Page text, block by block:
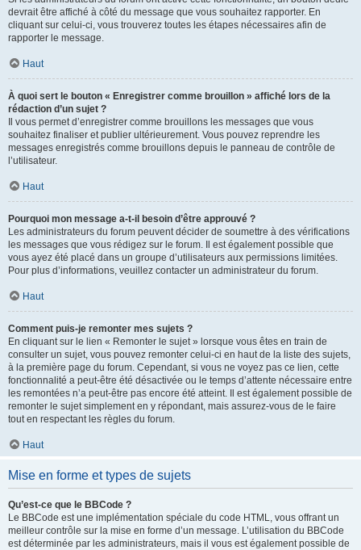
devrait être affiché à côté du message que vous souhaitez rapporter. En
cliquant sur celui-ci, vous trouverez toutes les étapes nécessaires afin de
rapporter le message.
Haut
À quoi sert le bouton « Enregistrer comme brouillon » affiché lors de la
rédaction d’un sujet ?
Il vous permet d’enregistrer comme brouillons les messages que vous
souhaitez finaliser et publier ultérieurement. Vous pouvez reprendre les
messages enregistrés comme brouillons depuis le panneau de contrôle de
l’utilisateur.
Haut
Pourquoi mon message a-t-il besoin d’être approuvé ?
Les administrateurs du forum peuvent décider de soumettre à des vérifications
les messages que vous rédigez sur le forum. Il est également possible que
vous ayez été placé dans un groupe d’utilisateurs aux permissions limitées.
Pour plus d’informations, veuillez contacter un administrateur du forum.
Haut
Comment puis-je remonter mes sujets ?
En cliquant sur le lien « Remonter le sujet » lorsque vous êtes en train de
consulter un sujet, vous pouvez remonter celui-ci en haut de la liste des sujets,
à la première page du forum. Cependant, si vous ne voyez pas ce lien, cette
fonctionnalité a peut-être été désactivée ou le temps d’attente nécessaire entre
les remontées n’a peut-être pas encore été atteint. Il est également possible de
remonter le sujet simplement en y répondant, mais assurez-vous de le faire
tout en respectant les règles du forum.
Haut
Mise en forme et types de sujets
Qu’est-ce que le BBCode ?
Le BBCode est une implémentation spéciale du code HTML, vous offrant un
meilleur contrôle sur la mise en forme d’un message. L’utilisation du BBCode
est déterminée par les administrateurs, mais il vous est également possible de